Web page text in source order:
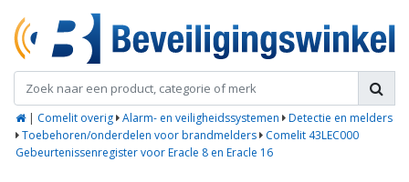
| Comelit overig Alarm- en veiligheidssystemen
Detectie en melders
Toebehoren/onderdelen voor brandmelders
Comelit 43LEC000
Gebeurtenissenregister voor Eracle 8 en Eracle 16